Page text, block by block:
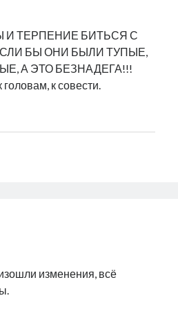
И ТЕРПЕНИЕ БИТЬСЯ С
БЫ ОНИ БЫЛИ ТУПЫЕ,
А ЭТО БЕЗНАДЕГА!!!
к совести.
изменения, всё